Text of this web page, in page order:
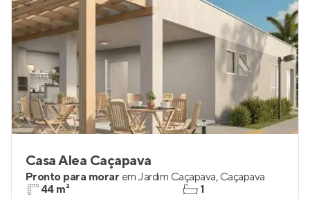
Casa Alea Caçapava
Pronto para morar em Jardim Caçapava, Caçapava
44 m²
1